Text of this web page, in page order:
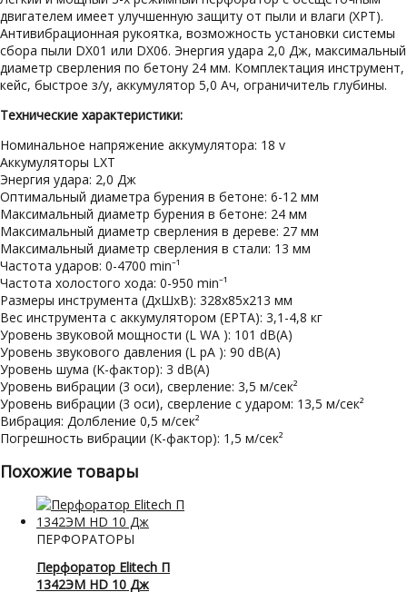
двигателем имеет улучшенную защиту от пыли и влаги (XPT).
Антивибрационная рукоятка, возможность установки системы
сбора пыли DX01 или DX06. Энергия удара 2,0 Дж, максимальный
диаметр сверления по бетону 24 мм. Комплектация инструмент,
кейс, быстрое з/у, аккумулятор 5,0 Ач, ограничитель глубины.
Технические характеристики:
Номинальное напряжение аккумулятора: 18 v
Аккумуляторы LXT
Энергия удара: 2,0 Дж
Оптимальный диаметра бурения в бетоне: 6-12 мм
Максимальный диаметр бурения в бетоне: 24 мм
Максимальный диаметр сверления в дереве: 27 мм
Максимальный диаметр сверления в стали: 13 мм
Частота ударов: 0-4700 min⁻¹
Частота холостого хода: 0-950 min⁻¹
Размеры инструмента (ДхШхВ): 328x85x213 мм
Вес инструмента с аккумулятором (EPTA): 3,1-4,8 кг
Уровень звуковой мощности (L WA ): 101 dB(A)
Уровень звукового давления (L pA ): 90 dB(A)
Уровень шума (K-фактор): 3 dB(A)
Уровень вибрации (3 оси), сверление: 3,5 м/сек²
Уровень вибрации (3 оси), сверление с ударом: 13,5 м/сек²
Вибрация: Долбление 0,5 м/сек²
Погрешность вибрации (K-фактор): 1,5 м/сек²
Похожие товары
ПЕРФОРАТОРЫ
Перфоратор Elitech П
1342ЭМ HD 10 Дж